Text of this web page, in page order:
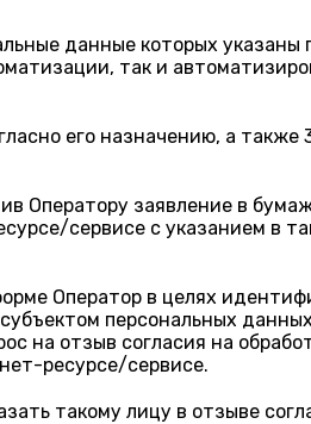
данные которых указаны
так и
его назначению, а также
Оператору заявление в
сервисе с указанием в
Оператор в целях
персональных
на отзыв согласия на
ресурсе/сервисе.
такому лицу в отзыве